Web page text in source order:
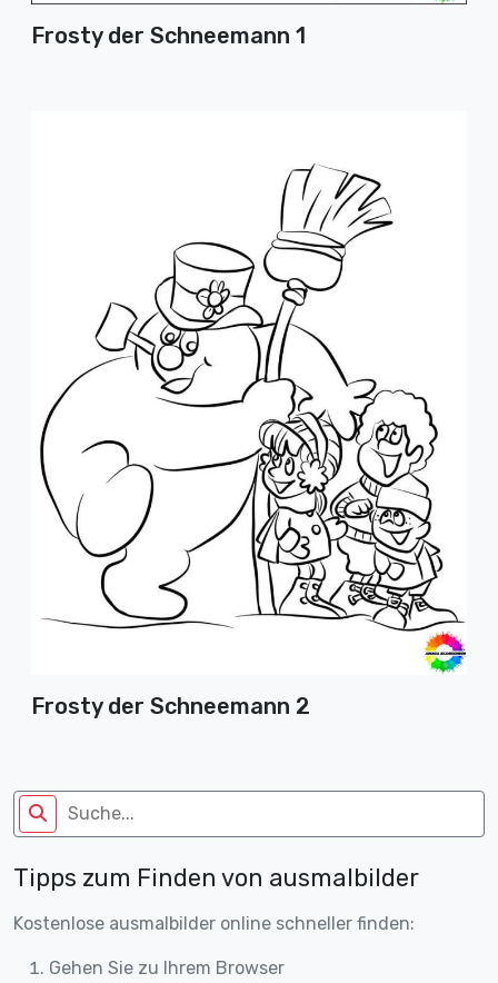
Frosty der Schneemann 1
Frosty der Schneemann 2
Tipps zum Finden von ausmalbilder
Kostenlose ausmalbilder online schneller finden:
Gehen Sie zu Ihrem Browser